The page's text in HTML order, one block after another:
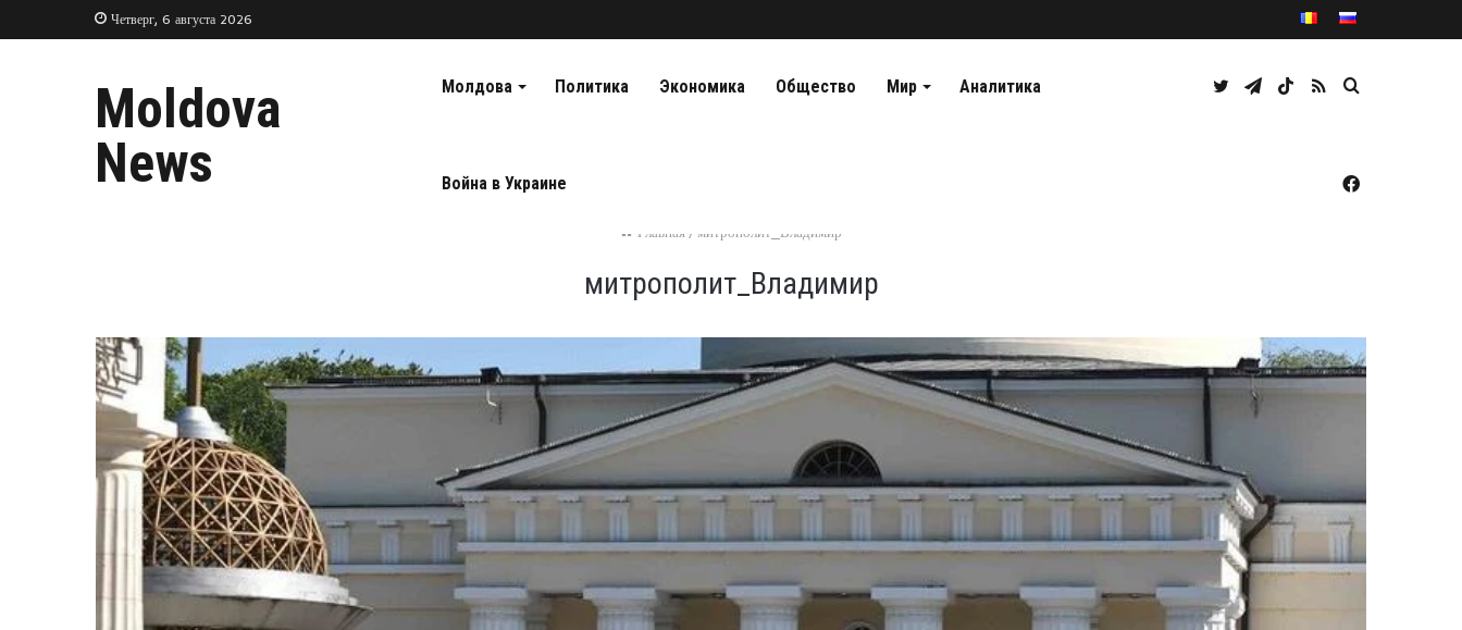
Четверг, 6 августа 2026
Moldova
News
Молдова Политика Экономика Общество Мир Аналитика
Война в Украине
Caută
RSS
TikTok
Telegram
Twitter
Facebook
Главная / митрополит_Владимир
митрополит_Владимир